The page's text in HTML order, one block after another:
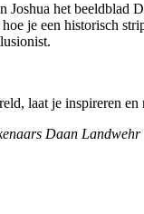
Joshua het
je een historisch
laat je inspireren en
Daan